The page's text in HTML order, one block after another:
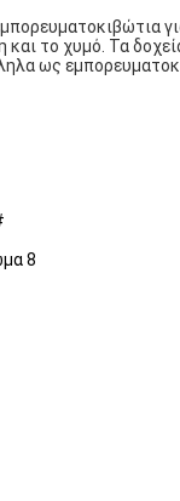
το χυμό. Τα
ως
8